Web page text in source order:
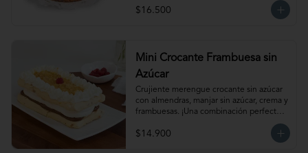
recomienda descongelar 1 hora
refrigerada antes de servir. Para
trazas.
$16.500
Mini Crocante Frambuesa sin
Azúcar
Crujiente merengue crocante sin azúcar
con almendras, manjar sin azúcar, crema y
frambuesas. ¡Una combinación perfecta!
Para 6 personas. Producto congelado, se
recomienda descongelar de 1 hora a
$14.900